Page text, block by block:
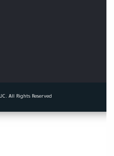
UC. All Rights Reserved